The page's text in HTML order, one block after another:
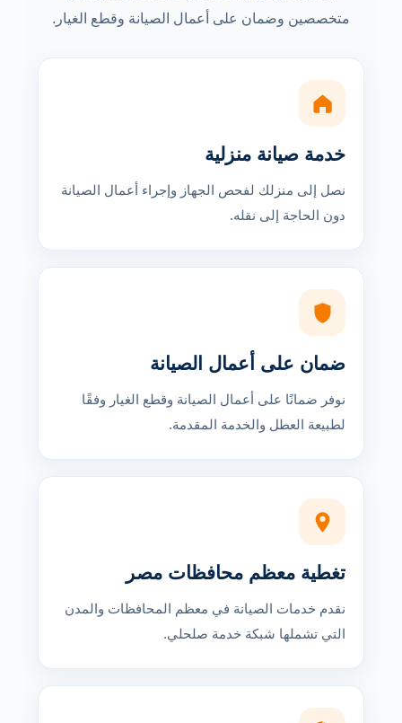
متخصصين وضمان على أعمال الصيانة وقطع الغيار.
خدمة صيانة منزلية
نصل إلى منزلك لفحص الجهاز وإجراء أعمال الصيانة
دون الحاجة إلى نقله.
ضمان على أعمال الصيانة
نوفر ضمانًا على أعمال الصيانة وقطع الغيار وفقًا
لطبيعة العطل والخدمة المقدمة.
تغطية معظم محافظات مصر
نقدم خدمات الصيانة في معظم المحافظات والمدن
التي تشملها شبكة خدمة صلحلي.